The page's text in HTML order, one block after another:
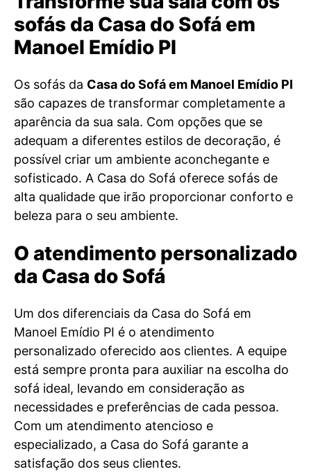
sofás da Casa do Sofá em
Manoel Emídio PI
Os sofás da Casa do Sofá em Manoel Emídio PI
são capazes de transformar completamente a
aparência da sua sala. Com opções que se
adequam a diferentes estilos de decoração, é
possível criar um ambiente aconchegante e
sofisticado. A Casa do Sofá oferece sofás de
alta qualidade que irão proporcionar conforto e
beleza para o seu ambiente.
O atendimento personalizado
da Casa do Sofá
Um dos diferenciais da Casa do Sofá em
Manoel Emídio PI é o atendimento
personalizado oferecido aos clientes. A equipe
está sempre pronta para auxiliar na escolha do
sofá ideal, levando em consideração as
necessidades e preferências de cada pessoa.
Com um atendimento atencioso e
especializado, a Casa do Sofá garante a
satisfação dos seus clientes.